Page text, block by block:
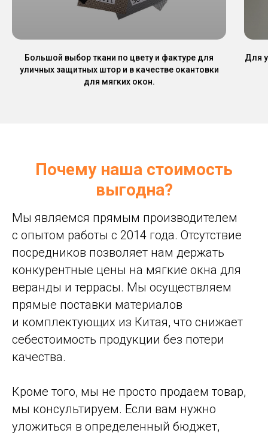
Большой выбор ткани по цвету и фактуре для
уличных защитных штор и в качестве окантовки
для мягких окон.
Для
Почему наша стоимость
выгодна?
Мы являемся прямым производителем
с опытом работы с 2014 года. Отсутствие
посредников позволяет нам держать
конкурентные цены на мягкие окна для
веранды и террасы. Мы осуществляем
прямые поставки материалов
и комплектующих из Китая, что снижает
себестоимость продукции без потери
качества.
Кроме того, мы не просто продаем товар,
мы консультируем. Если вам нужно
уложиться в определенный бюджет,